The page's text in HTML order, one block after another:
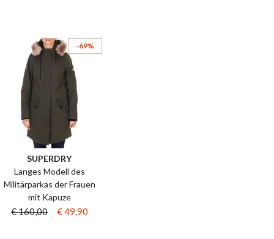
-69%
SUPERDRY
Langes Modell des
Militärparkas der Frauen
mit Kapuze
€ 160,00 € 49,90